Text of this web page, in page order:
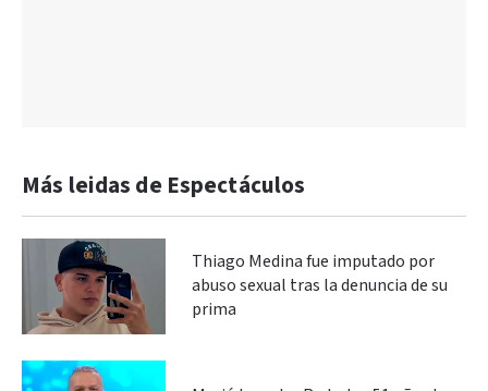
Más leidas de Espectáculos
Thiago Medina fue imputado por
abuso sexual tras la denuncia de su
prima